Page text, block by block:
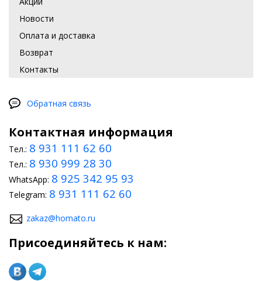
Новости
Оплата и доставка
Возврат
Контакты
Обратная связь
Контактная информация
Тел.: 8 931 111 62 60
Тел.: 8 930 999 28 30
WhatsApp: 8 925 342 95 93
Telegram: 8 931 111 62 60
zakaz@homato.ru
Присоединяйтесь к нам: